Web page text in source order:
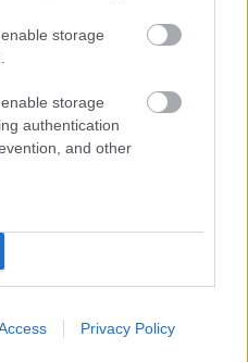
storage
storage
authentication
and other
Privacy Policy
című alkotás
enddel záruljon…